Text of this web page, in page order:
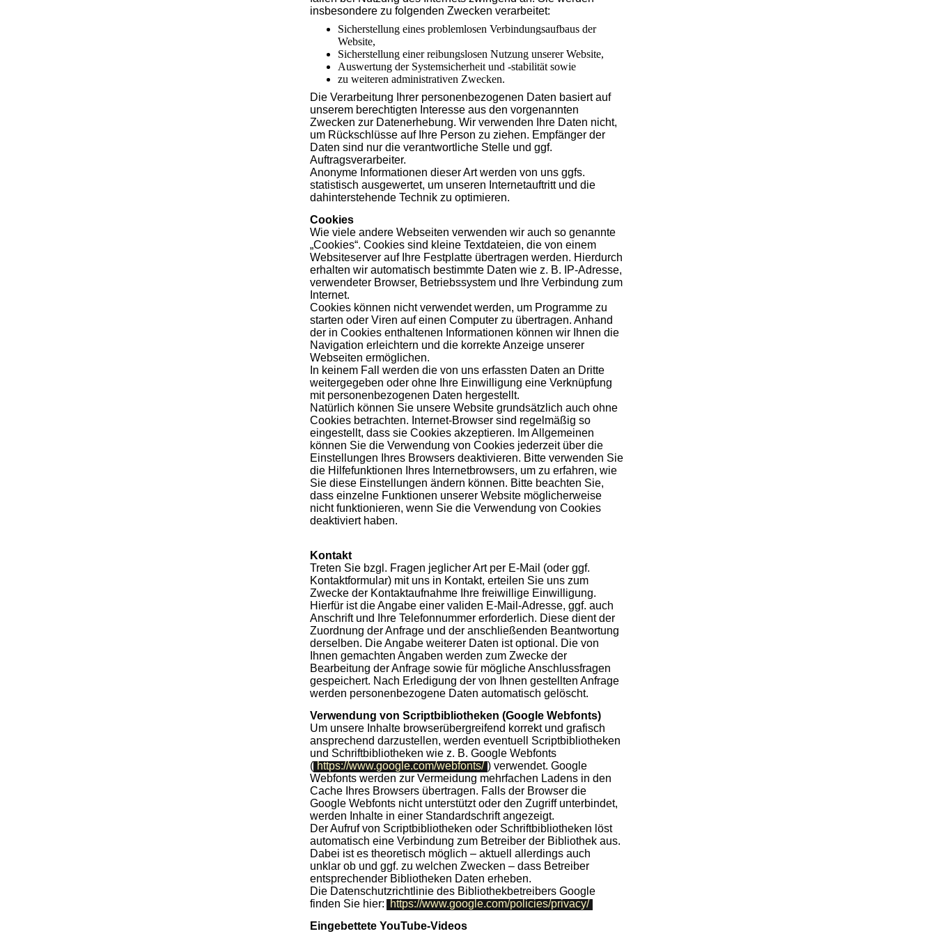
insbesondere zu folgenden Zwecken verarbeitet:
Sicherstellung eines problemlosen Verbindungsaufbaus der
Website,
Sicherstellung einer reibungslosen Nutzung unserer Website,
Auswertung der Systemsicherheit und -stabilität sowie
zu weiteren administrativen Zwecken.
Die Verarbeitung Ihrer personenbezogenen Daten basiert auf
unserem berechtigten Interesse aus den vorgenannten
Zwecken zur Datenerhebung. Wir verwenden Ihre Daten nicht,
um Rückschlüsse auf Ihre Person zu ziehen. Empfänger der
Daten sind nur die verantwortliche Stelle und ggf.
Auftragsverarbeiter.
Anonyme Informationen dieser Art werden von uns ggfs.
statistisch ausgewertet, um unseren Internetauftritt und die
dahinterstehende Technik zu optimieren.
Cookies
Wie viele andere Webseiten verwenden wir auch so genannte
„Cookies“. Cookies sind kleine Textdateien, die von einem
Websiteserver auf Ihre Festplatte übertragen werden. Hierdurch
erhalten wir automatisch bestimmte Daten wie z. B. IP-Adresse,
verwendeter Browser, Betriebssystem und Ihre Verbindung zum
Internet.
Cookies können nicht verwendet werden, um Programme zu
starten oder Viren auf einen Computer zu übertragen. Anhand
der in Cookies enthaltenen Informationen können wir Ihnen die
Navigation erleichtern und die korrekte Anzeige unserer
Webseiten ermöglichen.
In keinem Fall werden die von uns erfassten Daten an Dritte
weitergegeben oder ohne Ihre Einwilligung eine Verknüpfung
mit personenbezogenen Daten hergestellt.
Natürlich können Sie unsere Website grundsätzlich auch ohne
Cookies betrachten. Internet-Browser sind regelmäßig so
eingestellt, dass sie Cookies akzeptieren. Im Allgemeinen
können Sie die Verwendung von Cookies jederzeit über die
Einstellungen Ihres Browsers deaktivieren. Bitte verwenden Sie
die Hilfefunktionen Ihres Internetbrowsers, um zu erfahren, wie
Sie diese Einstellungen ändern können. Bitte beachten Sie,
dass einzelne Funktionen unserer Website möglicherweise
nicht funktionieren, wenn Sie die Verwendung von Cookies
deaktiviert haben.
Kontakt
Treten Sie bzgl. Fragen jeglicher Art per E-Mail (oder ggf.
Kontaktformular) mit uns in Kontakt, erteilen Sie uns zum
Zwecke der Kontaktaufnahme Ihre freiwillige Einwilligung.
Hierfür ist die Angabe einer validen E-Mail-Adresse, ggf. auch
Anschrift und Ihre Telefonnummer erforderlich. Diese dient der
Zuordnung der Anfrage und der anschließenden Beantwortung
derselben. Die Angabe weiterer Daten ist optional. Die von
Ihnen gemachten Angaben werden zum Zwecke der
Bearbeitung der Anfrage sowie für mögliche Anschlussfragen
gespeichert. Nach Erledigung der von Ihnen gestellten Anfrage
werden personenbezogene Daten automatisch gelöscht.
Verwendung von Scriptbibliotheken (Google Webfonts)
Um unsere Inhalte browserübergreifend korrekt und grafisch
ansprechend darzustellen, werden eventuell Scriptbibliotheken
und Schriftbibliotheken wie z. B. Google Webfonts
( https://www.google.com/webfonts/ ) verwendet. Google
Webfonts werden zur Vermeidung mehrfachen Ladens in den
Cache Ihres Browsers übertragen. Falls der Browser die
Google Webfonts nicht unterstützt oder den Zugriff unterbindet,
werden Inhalte in einer Standardschrift angezeigt.
Der Aufruf von Scriptbibliotheken oder Schriftbibliotheken löst
automatisch eine Verbindung zum Betreiber der Bibliothek aus.
Dabei ist es theoretisch möglich – aktuell allerdings auch
unklar ob und ggf. zu welchen Zwecken – dass Betreiber
entsprechender Bibliotheken Daten erheben.
Die Datenschutzrichtlinie des Bibliothekbetreibers Google
finden Sie hier:
https://www.google.com/policies/privacy/
Eingebettete YouTube-Videos